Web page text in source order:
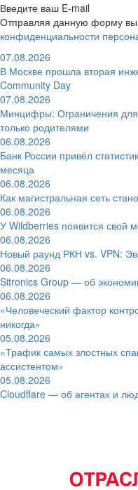
Введите ваш E-mail
Отправляя данную форму вы
конфиденциальности
07.08.2026
В Москве прошла вторая
Community Day
07.08.2026
Минцифры: Ограничения для
только родителями
06.08.2026
Банк России привёл
месяца
06.08.2026
Как магистральная сеть
06.08.2026
У Wildberries появится свой
06.08.2026
Новый раунд РКН vs. VPN:
06.08.2026
Sitronics Group — об
06.08.2026
«Человеческий фактор
никогда»
05.08.2026
«Трафик самых злостных
ассистентом»
05.08.2026
Cloudflare — об агентах и